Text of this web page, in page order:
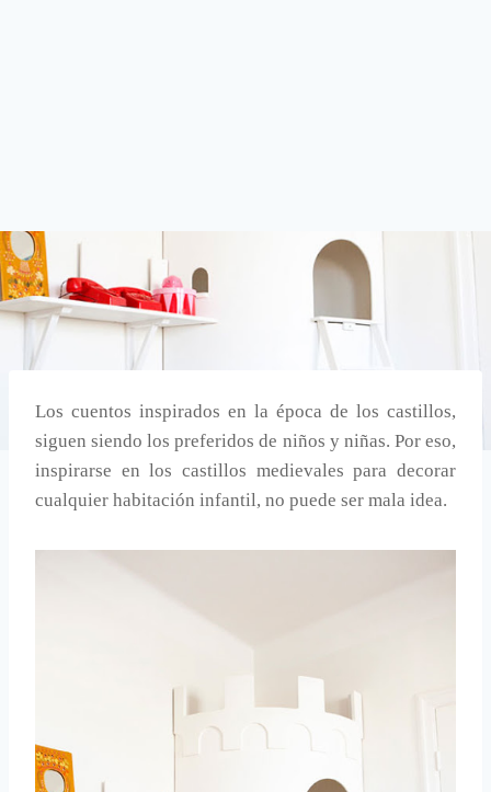
Los cuentos inspirados en la época de los castillos,
siguen siendo los preferidos de niños y niñas. Por eso,
inspirarse en los castillos medievales para decorar
cualquier habitación infantil, no puede ser mala idea.